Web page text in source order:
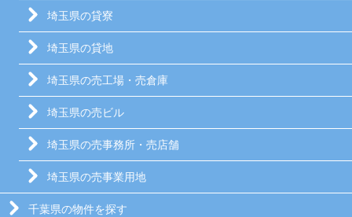
埼玉県の貸寮
埼玉県の貸地
埼玉県の売工場・売倉庫
埼玉県の売ビル
埼玉県の売事務所・売店舗
埼玉県の売事業用地
千葉県の物件を探す